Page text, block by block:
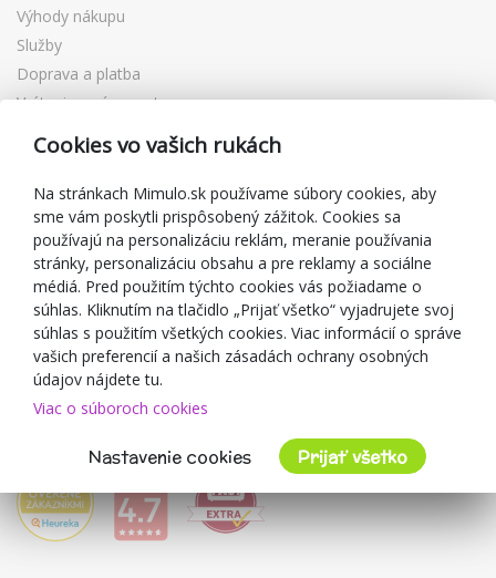
Výhody nákupu
Služby
Doprava a platba
Vrátenie a výmena tovaru
Reklamácia
Zľavové kupóny
Blog
O predajcovi
Mimulo.sk
Obchodné podmienky
Ochrana osobných údajov GDPR
Kontakty
Spolupracujeme
Cookies vo vašich rukách
Na stránkach Mimulo.sk používame súbory cookies, aby
sme vám poskytli prispôsobený zážitok. Cookies sa
používajú na personalizáciu reklám, meranie používania
stránky, personalizáciu obsahu a pre reklamy a sociálne
médiá. Pred použitím týchto cookies vás požiadame o
súhlas. Kliknutím na tlačidlo „Prijať všetko“ vyjadrujete svoj
súhlas s použitím všetkých cookies. Viac informácií o správe
vašich preferencií a našich zásadách ochrany osobných
údajov nájdete tu.
Viac o súboroch cookies
Nastavenie cookies Prijať všetko